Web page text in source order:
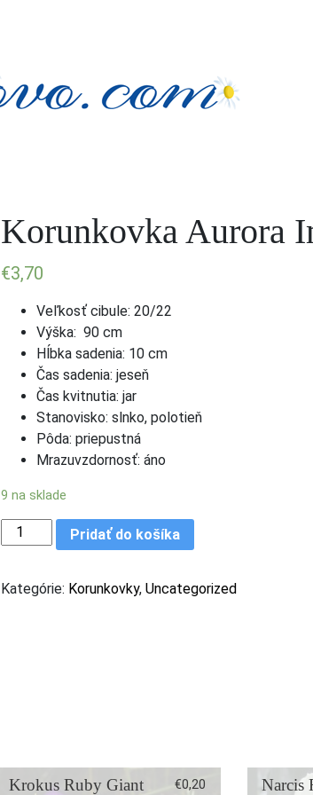
Korunkovka Aurora
€3,70
Veľkosť cibule: 20/22
Výška: 90 cm
Hĺbka sadenia: 10 cm
Čas sadenia: jeseň
Čas kvitnutia: jar
Stanovisko: slnko, polotieň
Pôda: priepustná
Mrazuvzdornosť: áno
9 na sklade
množstvo Korunkovka Aurora Imperialis
Pridať do košíka
Kategórie: Korunkovky,Uncategorized
Krokus Ruby Giant €0,20 Narcis